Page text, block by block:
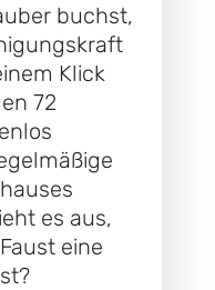
buchst,
Klick
72
es aus,
eine